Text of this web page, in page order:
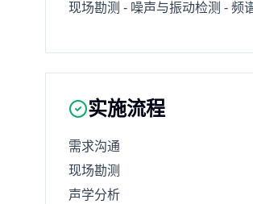
现场勘测 - 噪声与振动检测 - 频
实施流程
需求沟通
现场勘测
声学分析